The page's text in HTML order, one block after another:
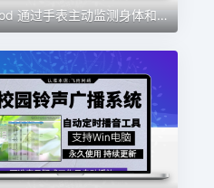
AMood 通过手表主动监测身体和情绪 自律 学习 软件素材